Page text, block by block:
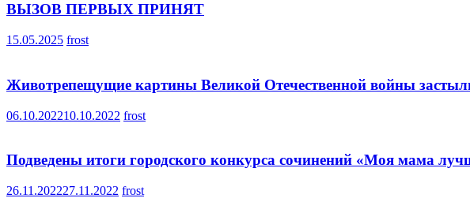
ВЫЗОВ ПЕРВЫХ ПРИНЯТ
15.05.2025 frost
Животрепещущие картины Великой Отечественной войны
06.10.202210.10.2022 frost
Подведены итоги городского конкурса сочинений «Моя мама
26.11.202227.11.2022 frost